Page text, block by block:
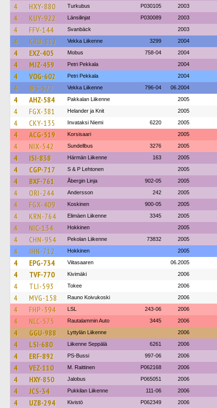
4 HXY-880 Turkubus P030105 2003
4 KUY-922 Länsilinjat P030089 2003
4 FFV-144 Svanbäck 2003
4 KRU-812 Vekka Liikenne 3299 2004
4 EXZ-405 Mobus 758-04 2004
4 MJZ-459 Petri Pekkala 2004
4 VOG-602 Petri Pekkala 2004
4 JFS-577 Vekka Liikenne 796-04 06.2004
4 AHZ-584 Pakkalan Liikenne 2005
4 FGX-381 Helander ja Knit 2005
4 CKY-135 Invataksi Niemi 6220 2005
4 ACG-519 Korsisaari 2005
4 NIX-542 Sundellbus 3276 2005
4 ISI-838 Härmän Liikenne 163 2005
4 CGP-717 S & P Lehtonen 2005
4 BXF-761 Åbergin Linja 902-05 2005
4 ORI-244 Andersson 242 2005
4 FGX-409 Koskinen 900-05 2005
4 KRN-764 Elimäen Liikenne 3345 2005
4 NIC-134 Hokkinen 2005
4 CHN-954 Pekolan Liikenne 73832 2005
4 JHN-712 Hokkinen 2005
4 EPG-734 Viitasaaren 06.2005
4 TVF-770 Kivimäki 2006
4 TLI-593 Tokee 2006
4 MVG-158 Rauno Koivukoski 2006
4 FHP-394 LSL 243-06 2006
4 NLC-575 Rautalammin Auto 3445 2006
4 GGU-988 Lyttylän Liikenne 2006
4 LSI-680 Liikenne Seppälä 6261 2006
4 ERF-892 PS-Bussi 997-06 2006
4 VEZ-110 M. Raittinen P062168 2006
4 HXY-850 Jalobus P065051 2006
4 JCS-34 Pukkilan Liikenne 111-06 2006
4 UZB-294 Kivistö P062349 2006